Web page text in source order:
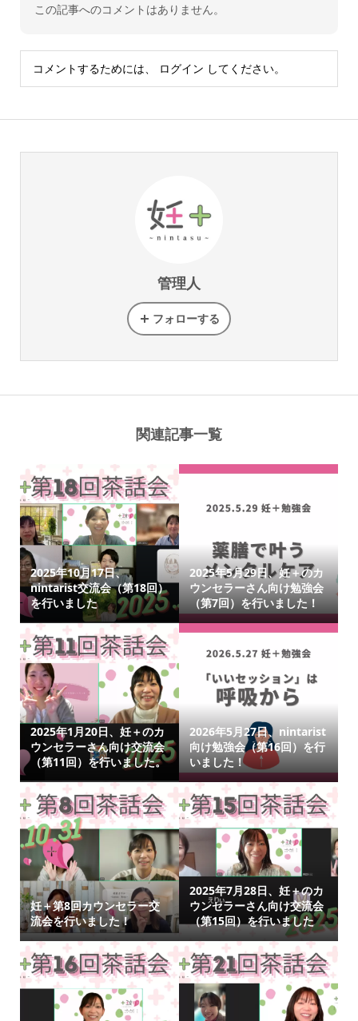
この記事へのコメントはありません。
コメントするためには、 ログイン してください。
管理人
フォローする
関連記事一覧
2025年10月17日、
nintarist交流会（第18回）
を行いました
2025年5月29日、妊＋のカ
ウンセラーさん向け勉強会
（第7回）を行いました！
2025年1月20日、妊＋のカ
ウンセラーさん向け交流会
（第11回）を行いました。
2026年5月27日、nintarist
向け勉強会（第16回）を行
いました！
妊＋第8回カウンセラー交
流会を行いました！
2025年7月28日、妊＋のカ
ウンセラーさん向け交流会
（第15回）を行いました